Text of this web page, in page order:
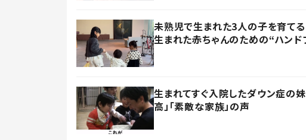
未熟児で生まれた3人の子を育て
生まれた赤ちゃんのための“ハン
生まれてすぐ入院したダウン症の
高」「素敵な家族」の声